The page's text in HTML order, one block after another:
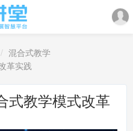
混合式教学
革实践
式教学模式改革